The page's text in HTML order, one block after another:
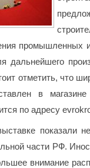
промышленных
дальнейшего
отметить, что
в магазине
по адресу
показали
части РФ.
внимание